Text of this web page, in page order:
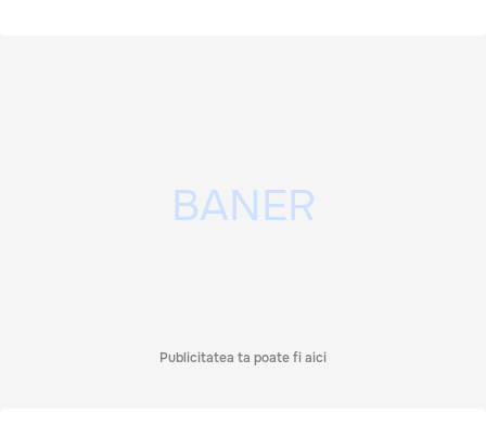
Publicitatea ta poate fi aici